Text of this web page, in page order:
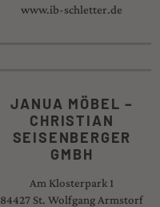
www.ib-schletter.de
JANUA MÖBEL –
CHRISTIAN
SEISENBERGER
GMBH
Am Klosterpark 1
84427 St. Wolfgang Armstorf